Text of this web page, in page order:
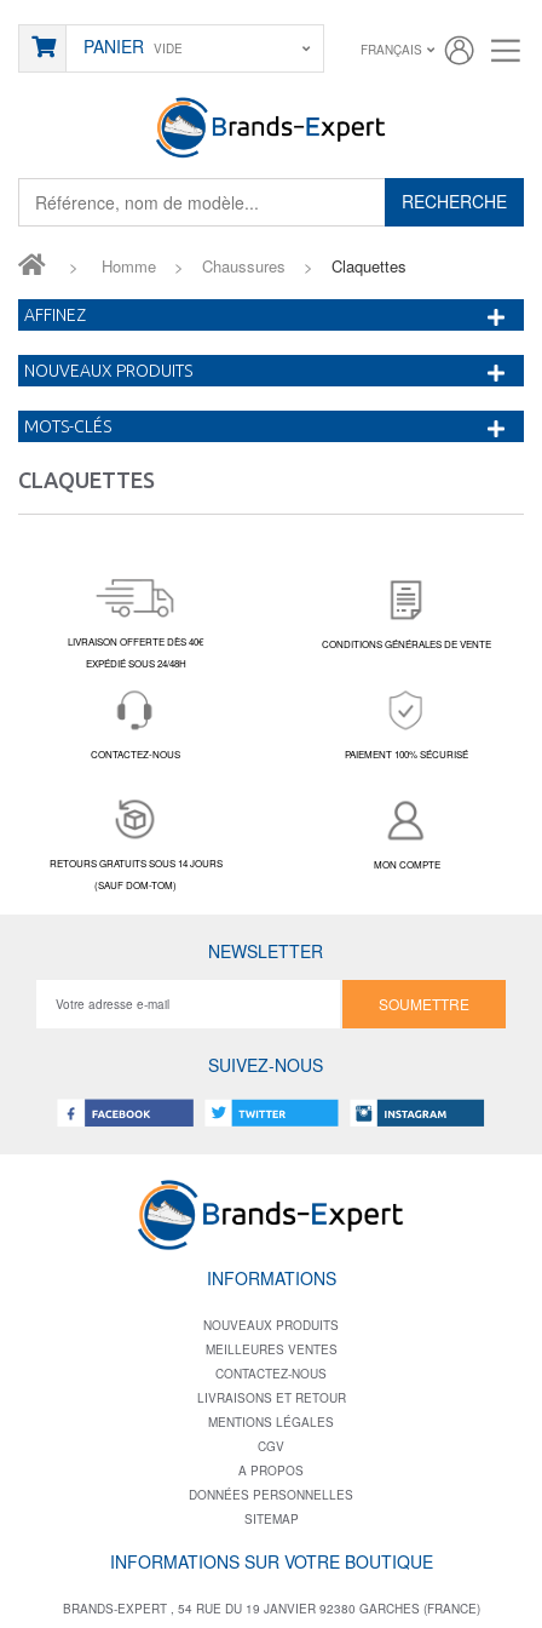
RECHERCHE
PANIER VIDE FRANÇAIS
> Homme > Chaussures > Claquettes
CLAQUETTES
AFFINEZ
NOUVEAUX PRODUITS
MOTS-CLÉS
LIVRAISON OFFERTE DÈS 40€
EXPÉDIÉ SOUS 24/48H
CONDITIONS GÉNÉRALES DE VENTE
CONTACTEZ-NOUS PAIEMENT 100% SÉCURISÉ
RETOURS GRATUITS SOUS 14 JOURS
(SAUF DOM-TOM)
MON COMPTE
NEWSLETTER
SOUMETTRE
SUIVEZ-NOUS
INFORMATIONS
NOUVEAUX PRODUITS
MEILLEURES VENTES
CONTACTEZ-NOUS
LIVRAISONS ET RETOUR
MENTIONS LÉGALES
CGV
A PROPOS
DONNÉES PERSONNELLES
SITEMAP
INFORMATIONS SUR VOTRE BOUTIQUE
BRANDS-EXPERT , 54 RUE DU 19 JANVIER 92380 GARCHES (FRANCE)